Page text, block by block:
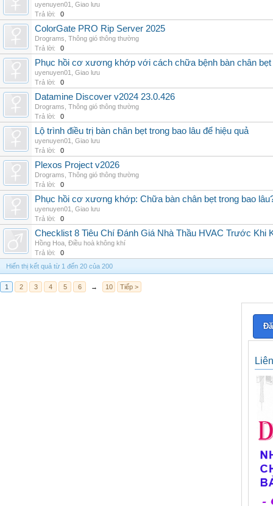
uyenuyen01
Giao lưu
Trả lời:
0
ColorGate PRO Rip Server 2025
Drograms Thông gió thông thường
Trả lời:
0
Phục hồi cơ xương khớp với cách chữa bệnh bàn chân bẹt
uyenuyen01
Giao lưu
Trả lời:
0
Datamine Discover v2024 23.0.426
Drograms Thông gió thông thường
Trả lời:
0
Lộ trình điều trị bàn chân bẹt trong bao lâu để hiệu quả
uyenuyen01
Giao lưu
Trả lời:
0
Plexos Project v2026
Drograms Thông gió thông thường
Trả lời:
0
Phục hồi cơ xương khớp: Chữa bàn chân bẹt trong bao
uyenuyen01
Giao lưu
Trả lời:
0
Checklist 8 Tiêu Chí Đánh Giá Nhà Thầu HVAC Trước Khi
Hồng Hoa Điều hoà không khí
Trả lời:
0
Hiển thị kết quả từ 1 đến 20 của 200
1 2 3 4 5 6 → 10 Tiếp >